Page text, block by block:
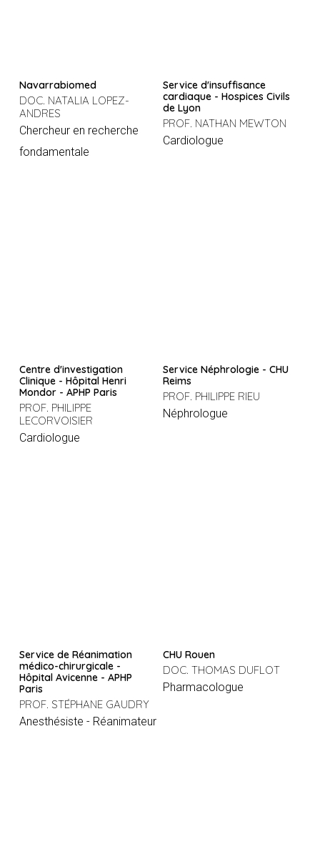
Navarrabiomed
DOC. NATALIA LOPEZ-
ANDRES
Chercheur en recherche
fondamentale
Service d'insuffisance
cardiaque - Hospices Civils
de Lyon
PROF. NATHAN MEWTON
Cardiologue
Centre d'investigation
Clinique - Hôpital Henri
Mondor - APHP Paris
PROF. PHILIPPE
LECORVOISIER
Cardiologue
Service Néphrologie - CHU
Reims
PROF. PHILIPPE RIEU
Néphrologue
Service de Réanimation
médico-chirurgicale -
Hôpital Avicenne - APHP
Paris
PROF. STÉPHANE GAUDRY
Anesthésiste - Réanimateur
CHU Rouen
DOC. THOMAS DUFLOT
Pharmacologue